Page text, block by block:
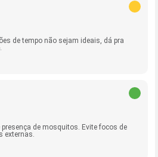
de tempo não sejam ideais, dá pra
presença de mosquitos. Evite focos de
externas.